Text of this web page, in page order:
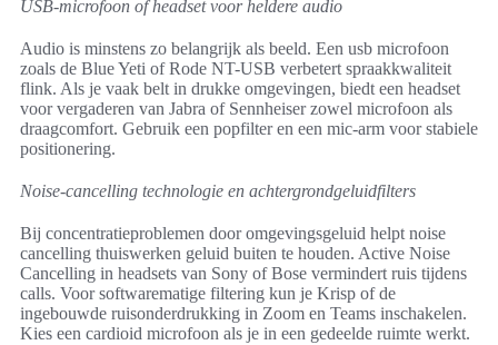
USB-microfoon of headset voor heldere audio
Audio is minstens zo belangrijk als beeld. Een usb microfoon
zoals de Blue Yeti of Rode NT-USB verbetert spraakkwaliteit
flink. Als je vaak belt in drukke omgevingen, biedt een headset
voor vergaderen van Jabra of Sennheiser zowel microfoon als
draagcomfort. Gebruik een popfilter en een mic-arm voor stabiele
positionering.
Noise-cancelling technologie en achtergrondgeluidfilters
Bij concentratieproblemen door omgevingsgeluid helpt noise
cancelling thuiswerken geluid buiten te houden. Active Noise
Cancelling in headsets van Sony of Bose vermindert ruis tijdens
calls. Voor softwarematige filtering kun je Krisp of de
ingebouwde ruisonderdrukking in Zoom en Teams inschakelen.
Kies een cardioid microfoon als je in een gedeelde ruimte werkt.